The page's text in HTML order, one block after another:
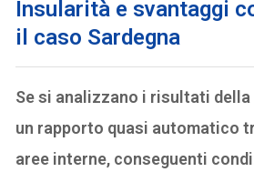
Insularità e svantaggi
il caso Sardegna
Se si analizzano i risultati
un rapporto quasi automatico
aree interne, conseguenti